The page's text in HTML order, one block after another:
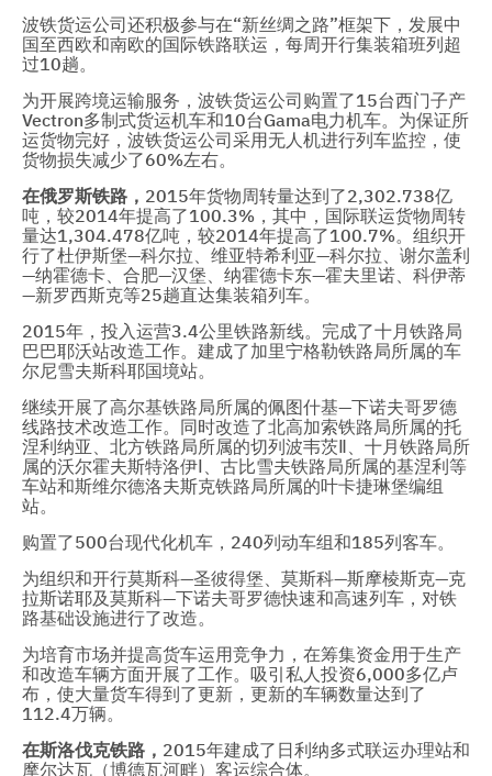
波铁货运公司还积极参与在“新丝绸之路”框架下，发展中
国至西欧和南欧的国际铁路联运，每周开行集装箱班列超
过10趟。
为开展跨境运输服务，波铁货运公司购置了15台西门子产
Vectron多制式货运机车和10台Gama电力机车。为保证所
运货物完好，波铁货运公司采用无人机进行列车监控，使
货物损失减少了60%左右。
在俄罗斯铁路， 2015年货物周转量达到了2,302.738亿
吨，较2014年提高了100.3%，其中，国际联运货物周转
量达1,304.478亿吨，较2014年提高了100.7%。组织开
行了杜伊斯堡—科尔拉、维亚特希利亚—科尔拉、谢尔盖利
—纳霍德卡、合肥—汉堡、纳霍德卡东—霍夫里诺、科伊蒂
—新罗西斯克等25趟直达集装箱列车。
2015年，投入运营3.4公里铁路新线。完成了十月铁路局
巴巴耶沃站改造工作。建成了加里宁格勒铁路局所属的车
尔尼雪夫斯科耶国境站。
继续开展了高尔基铁路局所属的佩图什基—下诺夫哥罗德
线路技术改造工作。同时改造了北高加索铁路局所属的托
涅利纳亚、北方铁路局所属的切列波韦茨Ⅱ、十月铁路局所
属的沃尔霍夫斯特洛伊Ⅰ、古比雪夫铁路局所属的基涅利等
车站和斯维尔德洛夫斯克铁路局所属的叶卡捷琳堡编组
站。
购置了500台现代化机车，240列动车组和185列客车。
为组织和开行莫斯科—圣彼得堡、莫斯科—斯摩棱斯克—克
拉斯诺耶及莫斯科—下诺夫哥罗德快速和高速列车，对铁
路基础设施进行了改造。
为培育市场并提高货车运用竞争力，在筹集资金用于生产
和改造车辆方面开展了工作。吸引私人投资6,000多亿卢
布，使大量货车得到了更新，更新的车辆数量达到了
112.4万辆。
在斯洛伐克铁路 ， 2015年建成了日利纳多式联运办理站和
摩尔达瓦（博德瓦河畔）客运综合体。